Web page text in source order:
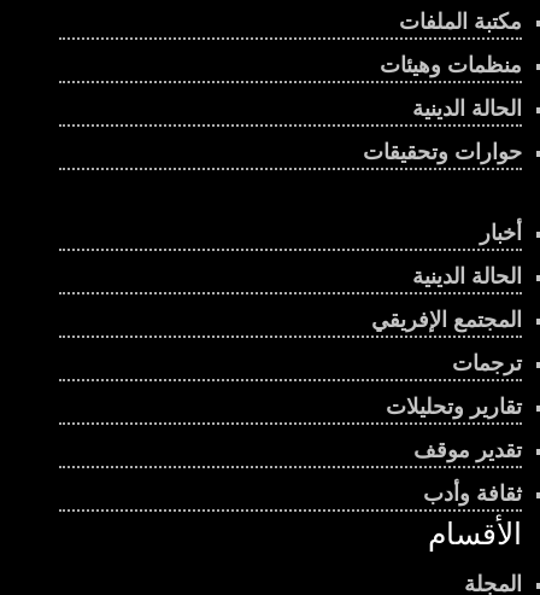
00:03:45
00:00:56
00:01:07
مكتبة الملفات
منظمات وهيئات
الحالة الدينية
حوارات وتحقيقات
أخبار
الحالة الدينية
المجتمع الإفريقي
ترجمات
تقارير وتحليلات
تقدير موقف
ثقافة وأدب
الأقسام
المجلة